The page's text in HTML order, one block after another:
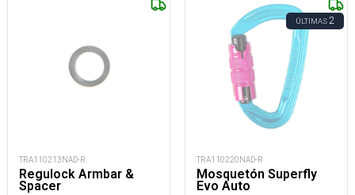
TRA110213NAD-R
Regulock Armbar &
Spacer
ÚLTIMAS2
TRA110220NAD-R
Mosquetón Superfly
Evo Auto